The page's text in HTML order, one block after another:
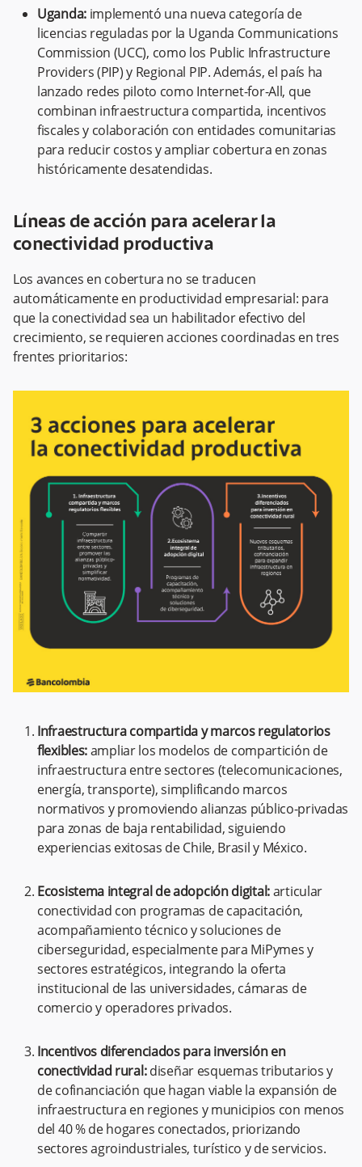
Uganda:implementó una nueva categoría de
licencias reguladas por la Uganda Communications
Commission (UCC), como los Public Infrastructure
Providers (PIP) y Regional PIP. Además, el país ha
lanzado redes piloto como Internet-for-All, que
combinan infraestructura compartida, incentivos
fiscales y colaboración con entidades comunitarias
para reducir costos y ampliar cobertura en zonas
históricamente desatendidas.
Líneas de acción para acelerar la
conectividad productiva
Los avances en cobertura no se traducen
automáticamente en productividad empresarial: para
que la conectividad sea un habilitador efectivo del
crecimiento, se requieren acciones coordinadas en tres
frentes prioritarios:
Infraestructura compartida y marcos regulatorios
flexibles:ampliar los modelos de compartición de
infraestructura entre sectores (telecomunicaciones,
energía, transporte), simplificando marcos
normativos y promoviendo alianzas público-privadas
para zonas de baja rentabilidad, siguiendo
experiencias exitosas de Chile, Brasil y México.
Ecosistema integral de adopción digital:articular
conectividad con programas de capacitación,
acompañamiento técnico y soluciones de
ciberseguridad, especialmente para MiPymes y
sectores estratégicos, integrando la oferta
institucional de las universidades, cámaras de
comercio y operadores privados.
Incentivos diferenciados para inversión en
conectividad rural:diseñar esquemas tributarios y
de cofinanciación que hagan viable la expansión de
infraestructura en regiones y municipios con menos
del 40 % de hogares conectados, priorizando
sectores agroindustriales, turístico y de servicios.